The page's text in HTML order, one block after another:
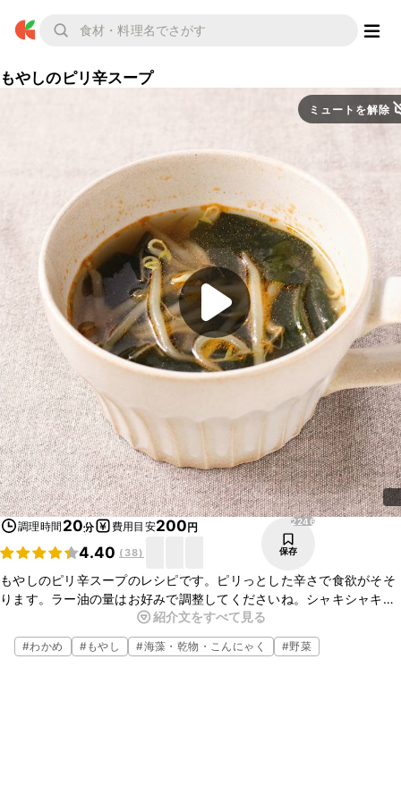
もやしのピリ辛スープ
ミュートを解除
調理時間 20分 費用目安200円
4.40 ( 38)
2246
保存
もやしのピリ辛スープのレシピです。ピリっとした辛さで食欲がそそ
ります。ラー油の量はお好みで調整してくださいね。シャキシャキと
したもやしとたっぷりのわかめで食べ応え満点です。簡単に作れるの
で、ぜひ一度作ってみてくださいね。
紹介文をすべて見る
#わかめ #もやし #海藻・乾物・こんにゃく #野菜